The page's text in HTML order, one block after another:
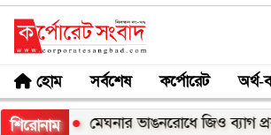
হোম সর্বশেষ কর্পোরেট অর্থ-
শিরোনামমেঘনার ভাঙনরোধে জিও ব্যাগ প্রকল্পে